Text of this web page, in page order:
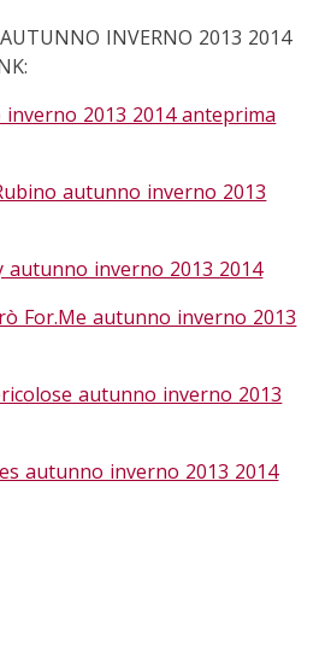
INVERNO 2013 2014
2013 2014 anteprima
autunno inverno 2013
autunno inverno 2013 2014
For.Me autunno inverno 2013
autunno inverno 2013
autunno inverno 2013 2014